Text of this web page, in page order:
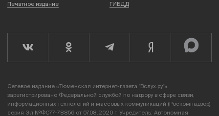
Печатное издание
ГИБДД
Сетевое издание «Тюменская интернет-газета "Вслух.ру"»
зарегистрировано Федеральной службой по надзору в сфере связи,
информационных технологий и массовых коммуникаций (Роскомнадзор),
серия Эл №ФС77-78856 от 07.08.2020 г. Учредитель: Автономная